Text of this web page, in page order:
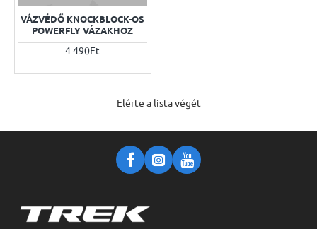
VÁZVÉDŐ KNOCKBLOCK-OS
POWERFLY VÁZAKHOZ
4 490Ft
Elérte a lista végét